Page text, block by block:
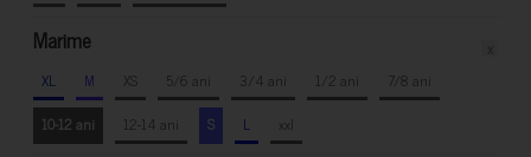
Marime
XL M XS 5/6 ani 3/4 ani 1/2 ani
7/8 ani
10-12 ani
12-14 ani S L xxl